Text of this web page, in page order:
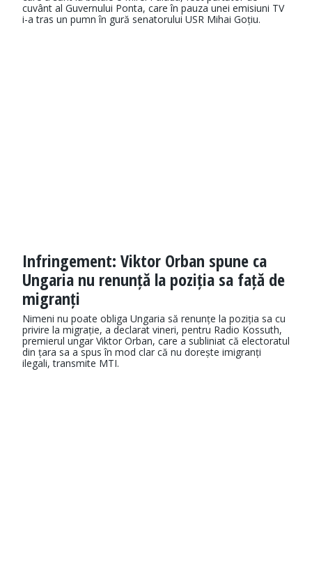
cuvânt al Guvernului Ponta, care în pauza unei emisiuni TV
i-a tras un pumn în gură senatorului USR Mihai Goțiu.
Infringement: Viktor Orban spune ca
Ungaria nu renunță la poziția sa față de
migranți
Nimeni nu poate obliga Ungaria să renunțe la poziția sa cu
privire la migrație, a declarat vineri, pentru Radio Kossuth,
premierul ungar Viktor Orban, care a subliniat că electoratul
din țara sa a spus în mod clar că nu dorește imigranți
ilegali, transmite MTI.